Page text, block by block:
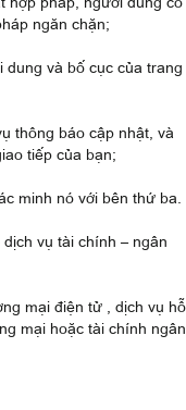
ngăn chặn;
và bố cục của trang
thông báo cập nhật, và
tiếp của bạn;
minh nó với bên thứ ba.
vụ tài chính – ngân
mại điện tử , dịch vụ hỗ
mại hoặc tài chính ngân